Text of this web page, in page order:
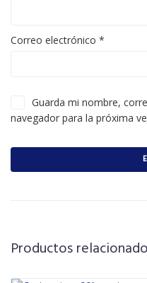
Correo electrónico *
Guarda mi nombre,
navegador para la próxima
Productos